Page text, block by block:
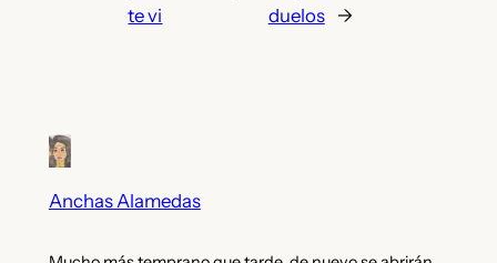
te vi
duelos
→
Anchas Alamedas